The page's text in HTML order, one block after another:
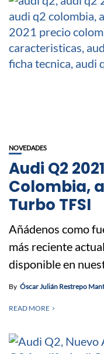
NOVEDADES
Audi Q2
Colombia,
Turbo TFSI
Añádenos como
más reciente
disponible en
By Óscar Julián Restrepo
READ MORE